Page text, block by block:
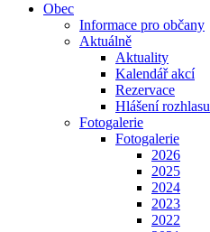
Obec
Informace pro občany
Aktuálně
Aktuality
Kalendář akcí
Rezervace
Hlášení rozhlasu
Fotogalerie
Fotogalerie
2026
2025
2024
2023
2022